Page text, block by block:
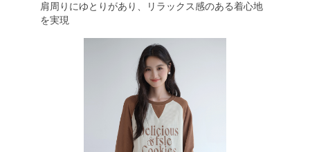
肩周りにゆとりがあり、リラックス感のある着心地
を実現